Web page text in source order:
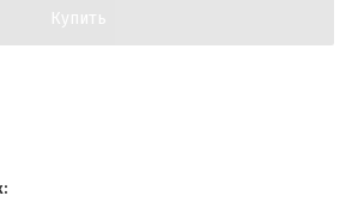
Купить